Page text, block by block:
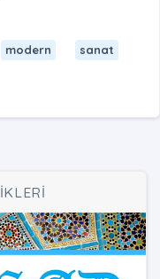
modern
sanat